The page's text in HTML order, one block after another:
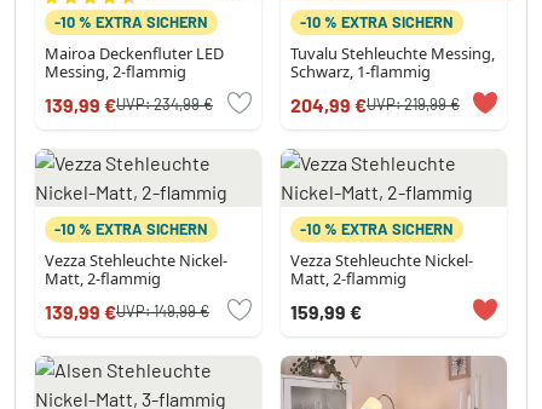
-10 % EXTRA SICHERN
Mairoa Deckenfluter LED
Messing, 2-flammig
139,99 €UVP:234,99 €
-10 % EXTRA SICHERN
Tuvalu Stehleuchte Messing,
Schwarz, 1-flammig
204,99 €UVP:219,99 €
-10 % EXTRA SICHERN
Vezza Stehleuchte Nickel-
Matt, 2-flammig
139,99 €UVP:149,99 €
-10 % EXTRA SICHERN
Vezza Stehleuchte Nickel-
Matt, 2-flammig
159,99 €